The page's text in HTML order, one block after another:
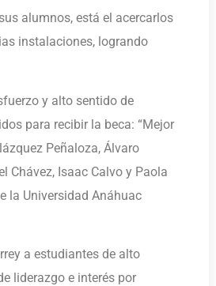
alumnos, está el acercarlos
instalaciones, logrando
y alto sentido de
para recibir la beca: “Mejor
Peñaloza, Álvaro
Chávez, Isaac Calvo y Paola
la Universidad Anáhuac
a estudiantes de alto
liderazgo e interés por